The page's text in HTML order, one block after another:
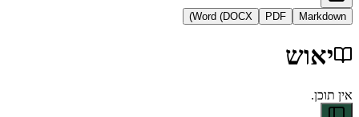
PDF
Word (DOCX)